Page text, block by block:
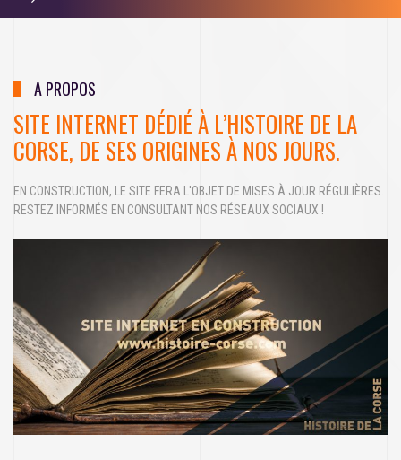
A PROPOS
SITE INTERNET DÉDIÉ À L’HISTOIRE DE LA
CORSE, DE SES ORIGINES À NOS JOURS.
EN CONSTRUCTION, LE SITE FERA L'OBJET DE MISES À JOUR RÉGULIÈRES.
RESTEZ INFORMÉS EN CONSULTANT NOS RÉSEAUX SOCIAUX !